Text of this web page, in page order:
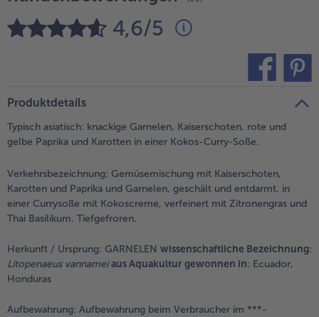
Kuchen & Torten
alle Süßspeisen
alle Obst
alle Wein & Spirituosen
Küchenutensilien
alle Küchenutensilien
bofrost*free
alle bofrost*high Protein
alle bofrost*plus.
4,6/5
Produktdetails
Typisch asiatisch: knackige Garnelen, Kaiserschoten, rote und
gelbe Paprika und Karotten in einer Kokos-Curry-Soße.
Verkehrsbezeichnung: Gemüsemischung mit Kaiserschoten,
Karotten und Paprika und Garnelen, geschält und entdarmt, in
einer Currysoße mit Kokoscreme, verfeinert mit Zitronengras und
Thai Basilikum. Tiefgefroren.
Herkunft / Ursprung: GARNELEN wissenschaftliche Bezeichnung:
Litopenaeus vannamei aus Aquakultur gewonnen in: Ecuador,
Honduras
Aufbewahrung: Aufbewahrung beim Verbraucher im ***-